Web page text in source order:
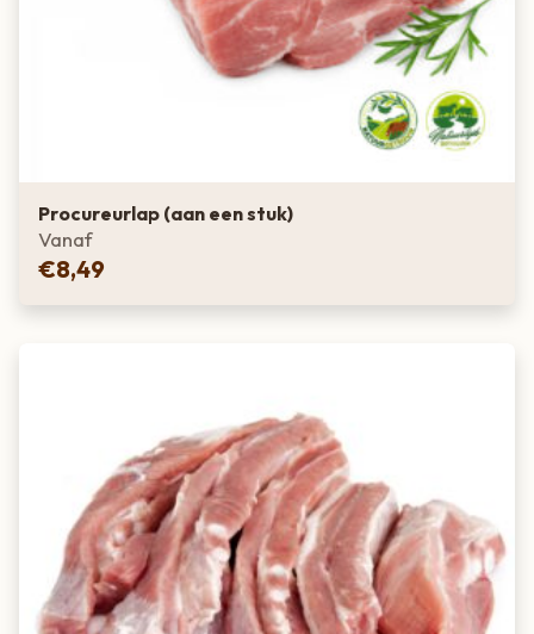
Procureurlap (aan een stuk)
Vanaf
€8,49